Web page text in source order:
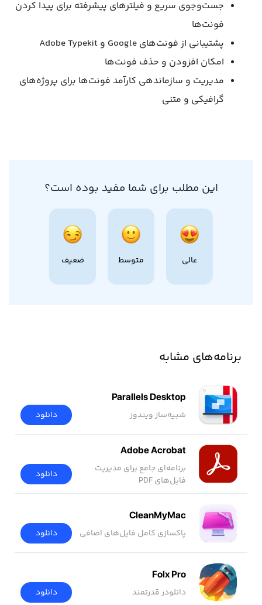
جست‌وجوی سریع و فیلترهای پیشرفته برای پیدا کردن
فونت‌ها
پشتیبانی از فونت‌های Google و Adobe Typekit
امکان افزودن و حذف فونت‌ها
مدیریت و سازماندهی کارآمد فونت‌ها برای پروژه‌های
گرافیکی و متنی
این مطلب برای شما مفید بوده است؟
عالی متوسط ضعیف
برنامه‌های مشابه
Parallels Desktop
شبیه‌ساز ویندوز دانلود
Adobe Acrobat
برنامه‌ای جامع برای مدیریت
فایل‌های PDF
دانلود
CleanMyMac
پاکسازی کامل فایل‌های اضافی دانلود
Folx Pro
دانلودر قدرتمند دانلود